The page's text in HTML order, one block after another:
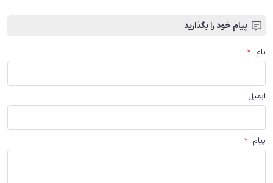
پیام خود را بگذارید
نام:
*
ایمیل:
پیام:
*